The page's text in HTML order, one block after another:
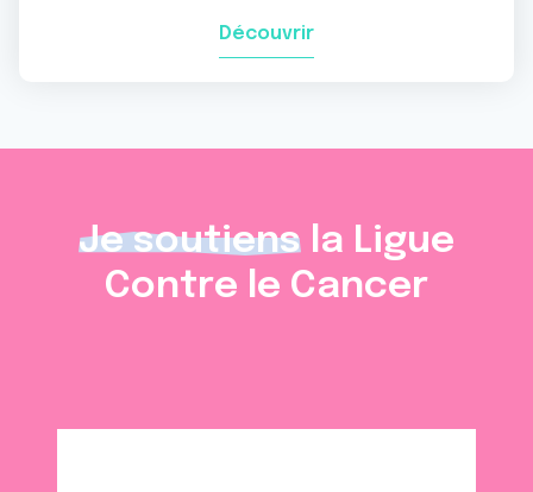
Découvrir
Je soutiens la Ligue
Contre le Cancer